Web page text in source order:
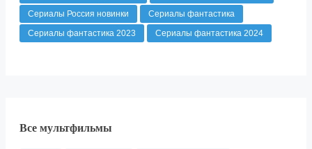
Сериалы Россия новинки
Сериалы фантастика
Сериалы фантастика 2023
Сериалы фантастика 2024
Все мультфильмы